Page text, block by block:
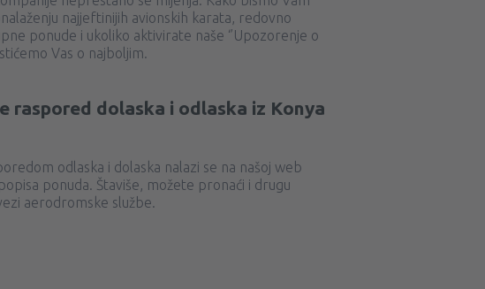
najjeftinijih avionskih karata, redovno
ponude i ukoliko aktivirate naše ‘’Upozorenje o
Vas o najboljim.
raspored dolaska i odlaska iz Konya
odlaska i dolaska nalazi se na našoj web
ponuda. Štaviše, možete pronaći i drugu
aerodromske službe.